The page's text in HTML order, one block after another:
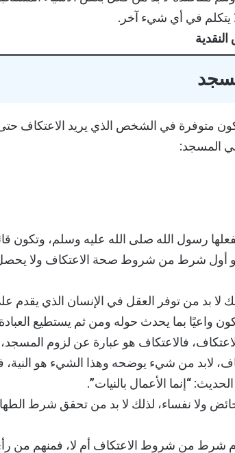
لا يتكلم في أي شيء آخر.
متوفرة في الشخص الذي يريد الاعتكاف
المسجد:
رسول الله صلى الله عليه وسلم، وتكون
هو أول شرط من شروط صحة الاعتكاف ولا
لا بد من توفر العقل في الإنسان الذي يقدم
واعيًا بما يحدث حوله ومن ثم يستطيع
فالاعتكاف هو عبارة عن لزوم المسجد،
لابد من شيء يوضحه وهذا الشيء هو النية،
“إنما الأعمال بالنيات”.
ولا نفساء، لذلك لا بد من تحقق شرط
شرط من شروط الاعتكاف أم لا، فمنهم من